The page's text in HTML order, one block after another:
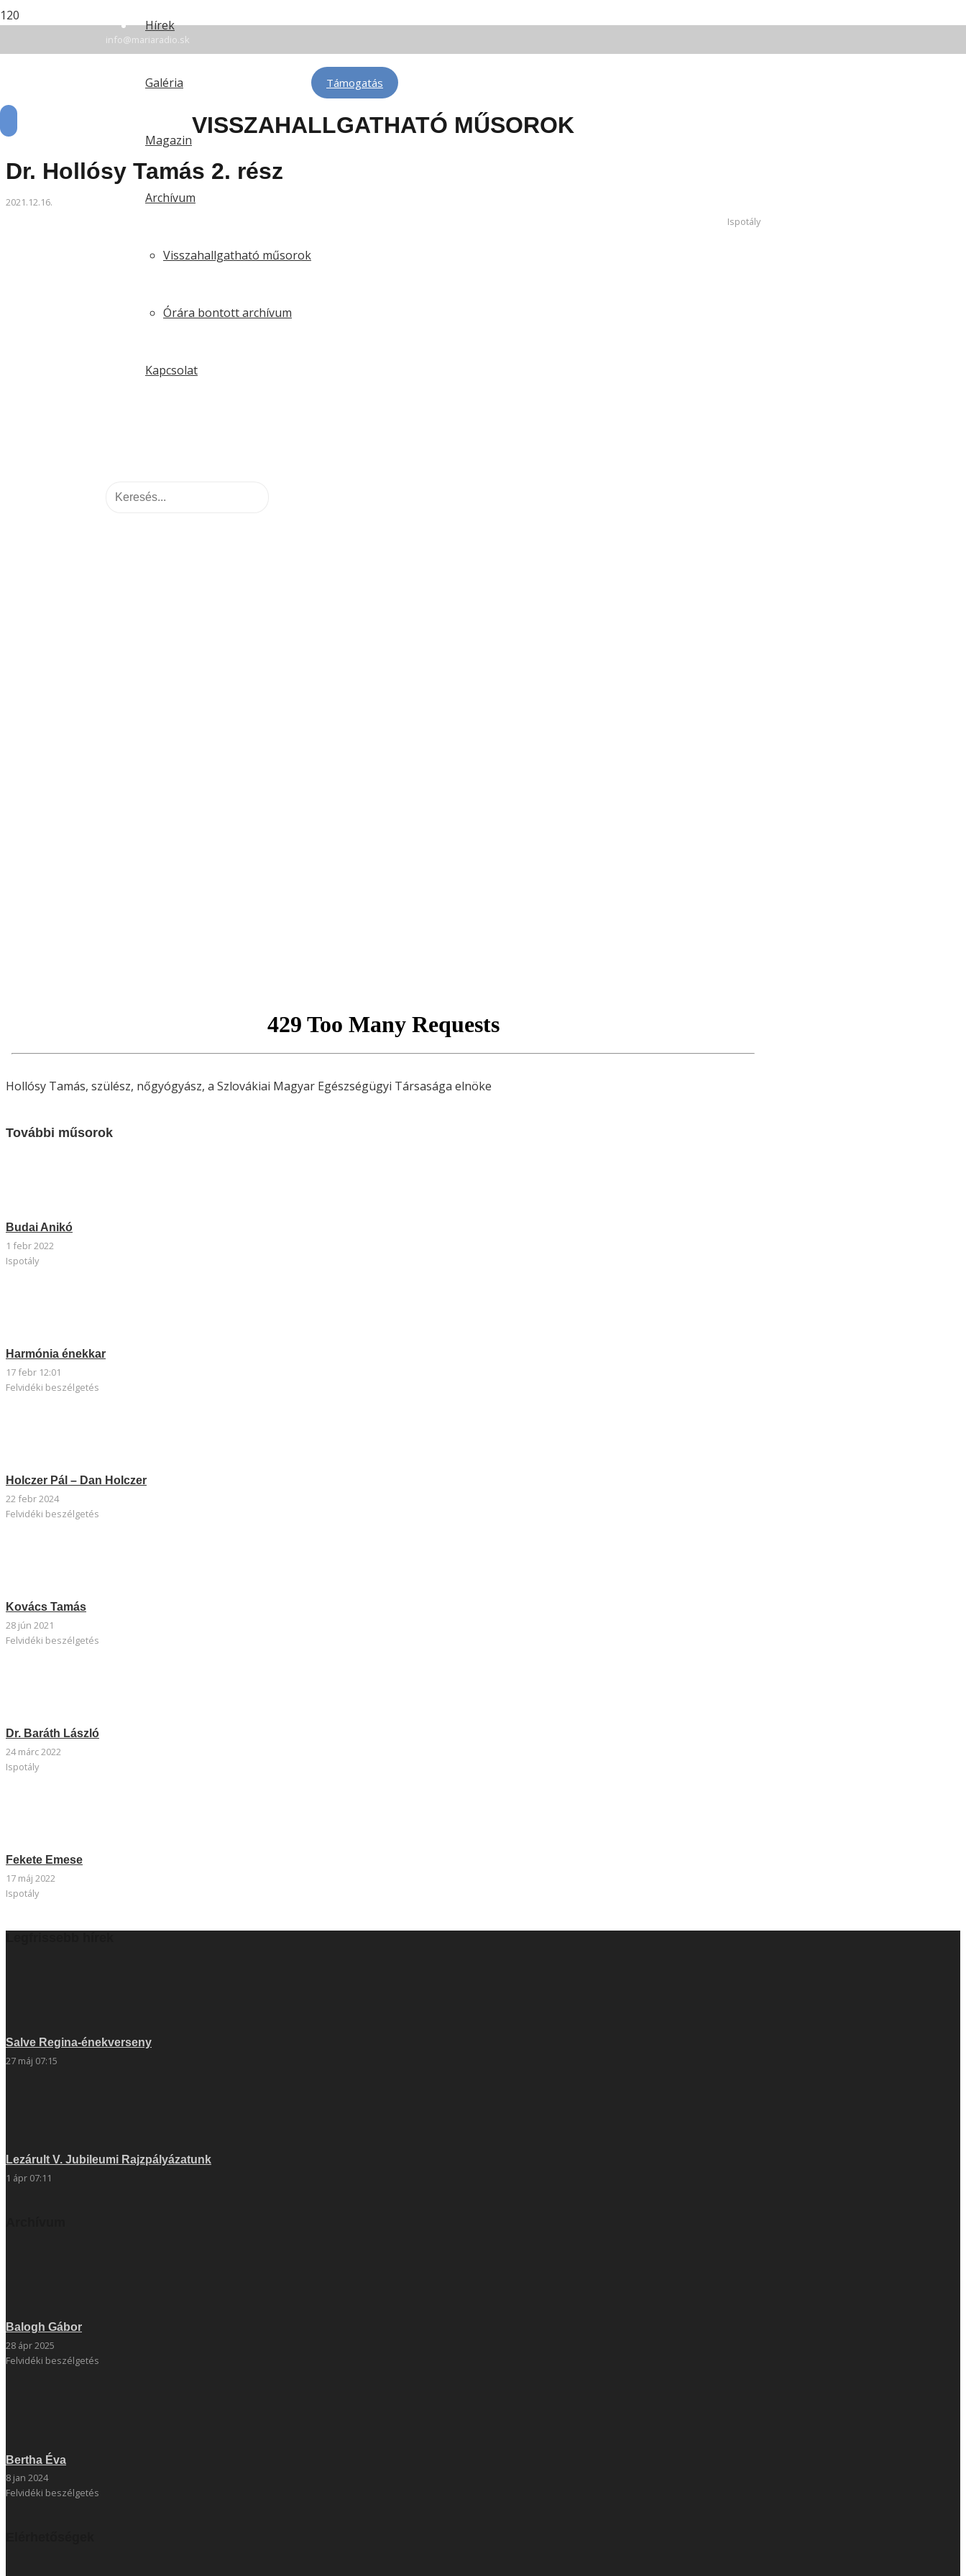
info@mariaradio.sk
Érsekújvár: FM 94,6 | Rozsnyó: FM 90,5 | Komárom: FM 88,3 | Telkibánya: FM 100,6 | Léva: FM 100,6 | Rimaszombat: FM 102,4
Hírek
Galéria
Magazin
Archívum
Visszahallgatható műsorok
Órára bontott archívum
Kapcsolat
Támogatás
VISSZAHALLGATHATÓ MŰSOROK
Dr. Hollósy Tamás 2. rész
2021.12.16.
Ispotály
Hollósy Tamás, szülész, nőgyógyász, a Szlovákiai Magyar Egészségügyi Társasága elnöke
További műsorok
Budai Anikó
1 febr 2022
Ispotály
Harmónia énekkar
17 febr 12:01
Felvidéki beszélgetés
Holczer Pál – Dan Holczer
22 febr 2024
Felvidéki beszélgetés
Kovács Tamás
28 jún 2021
Felvidéki beszélgetés
Dr. Baráth László
24 márc 2022
Ispotály
Fekete Emese
17 máj 2022
Ispotály
Salve Regina-énekverseny
27 máj 07:15
Lezárult V. Jubileumi Rajzpályázatunk
1 ápr 07:11
Balogh Gábor
28 ápr 2025
Felvidéki beszélgetés
Bertha Éva
8 jan 2024
Felvidéki beszélgetés